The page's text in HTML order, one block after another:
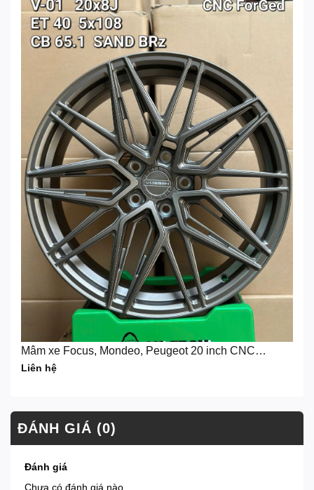
Mâm xe Focus, Mondeo, Peugeot 20 inch CNC
Forget 5×108
Liên hệ
ĐÁNH GIÁ (0)
Đánh giá
Chưa có đánh giá nào.